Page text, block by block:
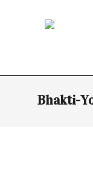
Navigation
Bhakti-